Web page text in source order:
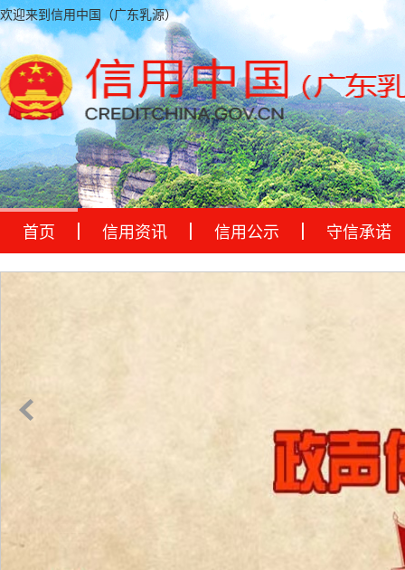
欢迎来到信用中国（广东乳源）
首页 信用资讯 信用公示 守信承诺